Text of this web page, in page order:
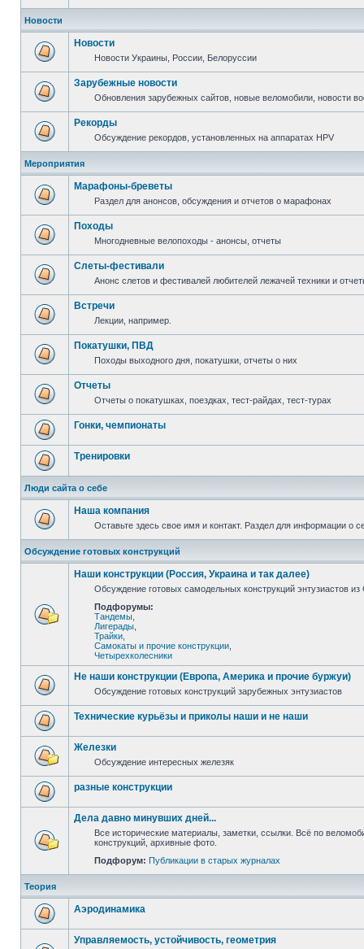
Новости
Новости
Новости Украины, России, Белоруссии
Зарубежные новости
Обновления зарубежных сайтов, новые веломобили, новости
Рекорды
Обсуждение рекордов, установленных на аппаратах HPV
Мероприятия
Марафоны-бреветы
Раздел для анонсов, обсуждения и отчетов о марафонах
Походы
Многодневные велопоходы - анонсы, отчеты
Слеты-фестивали
Анонс слетов и фестивалей любителей лежачей техники и
Встречи
Лекции, например.
Покатушки, ПВД
Походы выходного дня, покатушки, отчеты о них
Отчеты
Отчеты о покатушках, поездках, тест-райдах, тест-турах
Гонки, чемпионаты
Тренировки
Люди сайта о себе
Наша компания
Оставьте здесь свое имя и контакт. Раздел для информации о
Обсуждение готовых конструкций
Наши конструкции (Россия, Украина и так далее)
Обсуждение готовых самодельных конструкций энтузиастов
Подфорумы:
Тандемы
Лигерады
Трайки
Самокаты и прочие конструкции
Четырехколесники
Не наши конструкции (Европа, Америка и прочие буржуи)
Обсуждение готовых конструкций зарубежных энтузиастов
Технические курьёзы и приколы наши и не наши
Железки
Обсуждение интересных железяк
разные конструкции
Дела давно минувших дней...
Все исторические материалы, заметки, ссылки. Всё по
конструкций, архивные фото.
Подфорум: Публикации в старых журналах
Теория
Аэродинамика
Управляемость, устойчивость, геометрия